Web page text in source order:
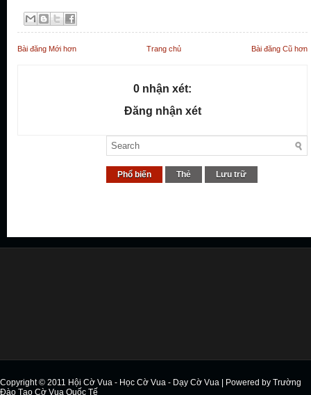
Bài đăng Mới hơn Bài đăng Cũ hơn
Trang chủ
0 nhận xét:
Đăng nhận xét
Phổ biến Thẻ Lưu trữ
Copyright © 2011 Hội Cờ Vua - Học Cờ Vua - Dạy Cờ Vua | Powered by Trường
Đào Tạo Cờ Vua Quốc Tế